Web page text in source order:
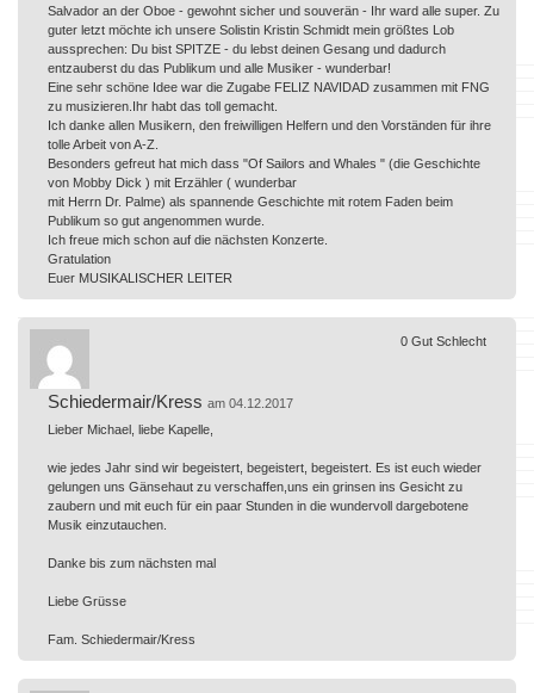
Salvador an der Oboe - gewohnt sicher und souverän - Ihr ward alle super. Zu
guter letzt möchte ich unsere Solistin Kristin Schmidt mein größtes Lob
aussprechen: Du bist SPITZE - du lebst deinen Gesang und dadurch
entzauberst du das Publikum und alle Musiker - wunderbar!
Eine sehr schöne Idee war die Zugabe FELIZ NAVIDAD zusammen mit FNG
zu musizieren.Ihr habt das toll gemacht.
Ich danke allen Musikern, den freiwilligen Helfern und den Vorständen für ihre
tolle Arbeit von A-Z.
Besonders gefreut hat mich dass "Of Sailors and Whales " (die Geschichte
von Mobby Dick ) mit Erzähler ( wunderbar
mit Herrn Dr. Palme) als spannende Geschichte mit rotem Faden beim
Publikum so gut angenommen wurde.
Ich freue mich schon auf die nächsten Konzerte.
Gratulation
Euer MUSIKALISCHER LEITER
Schiedermair/Kress am 04.12.2017
Lieber Michael, liebe Kapelle,
wie jedes Jahr sind wir begeistert, begeistert, begeistert. Es ist euch wieder
gelungen uns Gänsehaut zu verschaffen,uns ein grinsen ins Gesicht zu
zaubern und mit euch für ein paar Stunden in die wundervoll dargebotene
Musik einzutauchen.
Danke bis zum nächsten mal
Liebe Grüsse
Fam. Schiedermair/Kress
0 Gut Schlecht